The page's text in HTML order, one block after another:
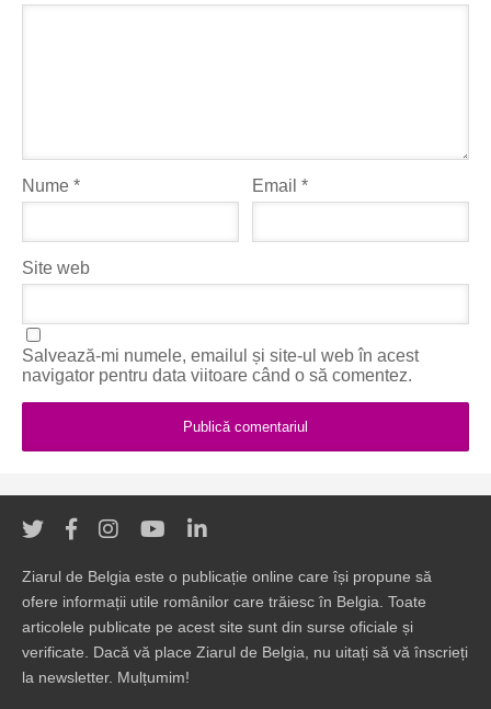
Nume * Email*
Site web
Salvează-mi numele, emailul și site-ul web în acest
navigator pentru data viitoare când o să comentez.
Ziarul de Belgia este o publicație online care își propune să
ofere informații utile românilor care trăiesc în Belgia. Toate
articolele publicate pe acest site sunt din surse oficiale și
verificate. Dacă vă place Ziarul de Belgia, nu uitați să vă înscrieți
la newsletter. Mulțumim!